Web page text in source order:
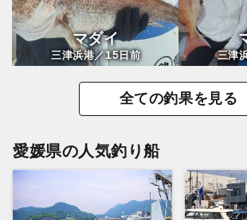
マダイ
三津浜港／15日前 三津
全ての釣果を見る
愛媛県の人気釣り船